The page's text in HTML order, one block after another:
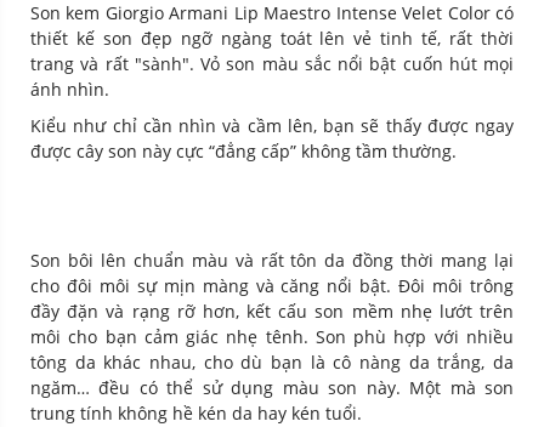
Son kem Giorgio Armani Lip Maestro Intense Velet Color có
thiết kế son đẹp ngỡ ngàng toát lên vẻ tinh tế, rất thời
trang và rất "sành". Vỏ son màu sắc nổi bật cuốn hút mọi
ánh nhìn.
Kiểu như chỉ cần nhìn và cầm lên, bạn sẽ thấy được ngay
được cây son này cực “đẳng cấp” không tầm thường.
Son bôi lên chuẩn màu và rất tôn da đồng thời mang lại
cho đôi môi sự mịn màng và căng nổi bật. Đôi môi trông
đầy đặn và rạng rỡ hơn, kết cấu son mềm nhẹ lướt trên
môi cho bạn cảm giác nhẹ tênh. Son phù hợp với nhiều
tông da khác nhau, cho dù bạn là cô nàng da trắng, da
ngăm… đều có thể sử dụng màu son này. Một mà son
trung tính không hề kén da hay kén tuổi.